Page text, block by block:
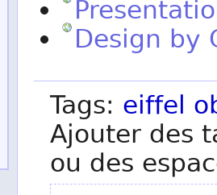
Design by
Tags: eiffel
Ajouter des
ou des